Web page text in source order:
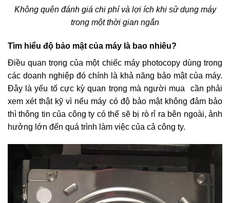
Không quên đánh giá chi phí và lợi ích khi sử dụng máy
trong một thời gian ngắn
Tìm hiểu độ bảo mật của máy là bao nhiêu?
Điều quan trọng của một chiếc máy photocopy dùng trong
các doanh nghiệp đó chính là khả năng bảo mật của máy.
Đây là yếu tố cực kỳ quan trọng mà người mua
cần phải
xem xét thật kỹ vì nếu máy có độ bảo mật không đảm bảo
thì thông tin của công ty có thể sẽ bị rò rỉ ra bên ngoài, ảnh
hưởng lớn đến quá trình làm việc của cả công ty.